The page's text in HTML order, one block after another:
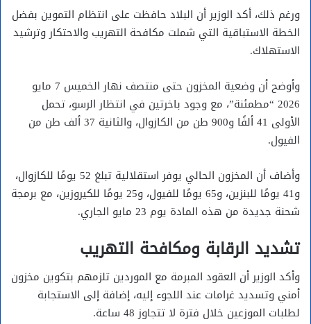
ورغم ذلك، أكد الوزير أن البلاد حافظت على انتظام التموين بفضل
الخطة الاستباقية التي شملت مكافحة التهريب والاحتكار وترشيد
الاستهلاك.
وأوضح أن وضعية المخزون حتى منتصف نهار الخميس 7 مايو
2026 “مطمئنة”، مع وجود باخرتين في انتظار الرسو، تحمل
الأولى 41 ألفًا و900 طن من الكازوال، والثانية 37 ألف طن من
الفيول.
وأضاف أن المخزون الحالي يوفر استقلالية تبلغ 52 يومًا للكازوال،
و41 يومًا للبنزين، و65 يومًا للفيول، و25 يومًا للكيروزين، مع برمجة
شحنة جديدة من هذه المادة يوم 23 مايو الجاري.
تشديد الرقابة ومكافحة التهريب
وأكد الوزير أن العقود المبرمة مع الموردين تلزمهم بتكوين مخزون
أمني وتسديد غرامات عند اللجوء إليه، إضافة إلى الاستجابة
لطلبات الموزعين خلال فترة لا تتجاوز 48 ساعة.